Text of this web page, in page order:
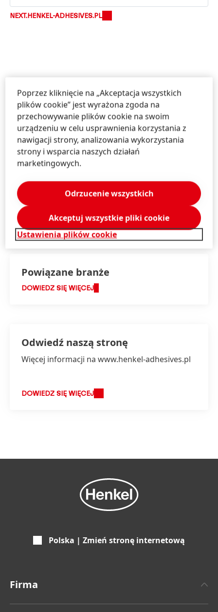
NEXT.HENKEL-ADHESIVES.PL
Informacje i Usługi
Skontaktuj się z nami!
Uzyskaj poradę dotyczącą naszych marek i
rozwiązań.
DOWIEDZ SIĘ WIĘCEJ
Powiązane branże
DOWIEDZ SIĘ WIĘCEJ
Odwiedź naszą stronę
Więcej informacji na www.henkel-adhesives.pl
DOWIEDZ SIĘ WIĘCEJ
Polska | Zmień stronę internetową
Firma
Poprzez kliknięcie na „Akceptacja wszystkich
plików cookie” jest wyrażona zgoda na
przechowywanie plików cookie na swoim
urządzeniu w celu usprawnienia korzystania z
nawigacji strony, analizowania wykorzystania
strony i wsparcia naszych działań
marketingowych.
Ustawienia plików cookie
Odrzucenie wszystkich
Akceptuj wszystkie pliki cookie